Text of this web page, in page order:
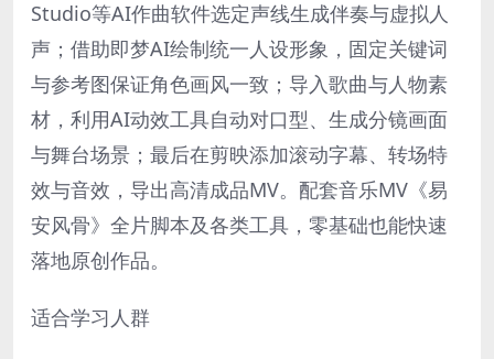
Studio等AI作曲软件选定声线生成伴奏与虚拟人
声；借助即梦AI绘制统一人设形象，固定关键词
与参考图保证角色画风一致；导入歌曲与人物素
材，利用AI动效工具自动对口型、生成分镜画面
与舞台场景；最后在剪映添加滚动字幕、转场特
效与音效，导出高清成品MV。配套音乐MV《易
安风骨》全片脚本及各类工具，零基础也能快速
落地原创作品。
适合学习人群